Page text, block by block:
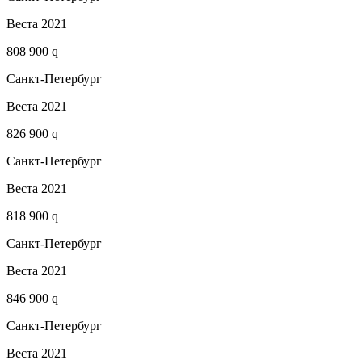
Веста 2021
808 900 q
Санкт-Петербург
Веста 2021
826 900 q
Санкт-Петербург
Веста 2021
818 900 q
Санкт-Петербург
Веста 2021
846 900 q
Санкт-Петербург
Веста 2021